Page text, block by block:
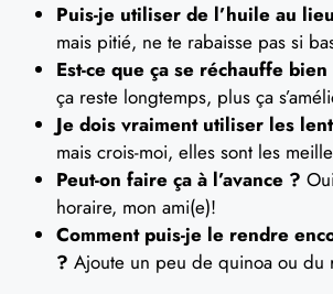
Puis-je utiliser de l’huile au
mais pitié, ne te rabaisse pas si
Est-ce que ça se réchauffe bien
ça reste longtemps, plus ça
Je dois vraiment utiliser les
mais crois-moi, elles sont les
Peut-on faire ça à l’avance ?
horaire, mon ami(e)!
Comment puis-je le rendre
? Ajoute un peu de quinoa ou du